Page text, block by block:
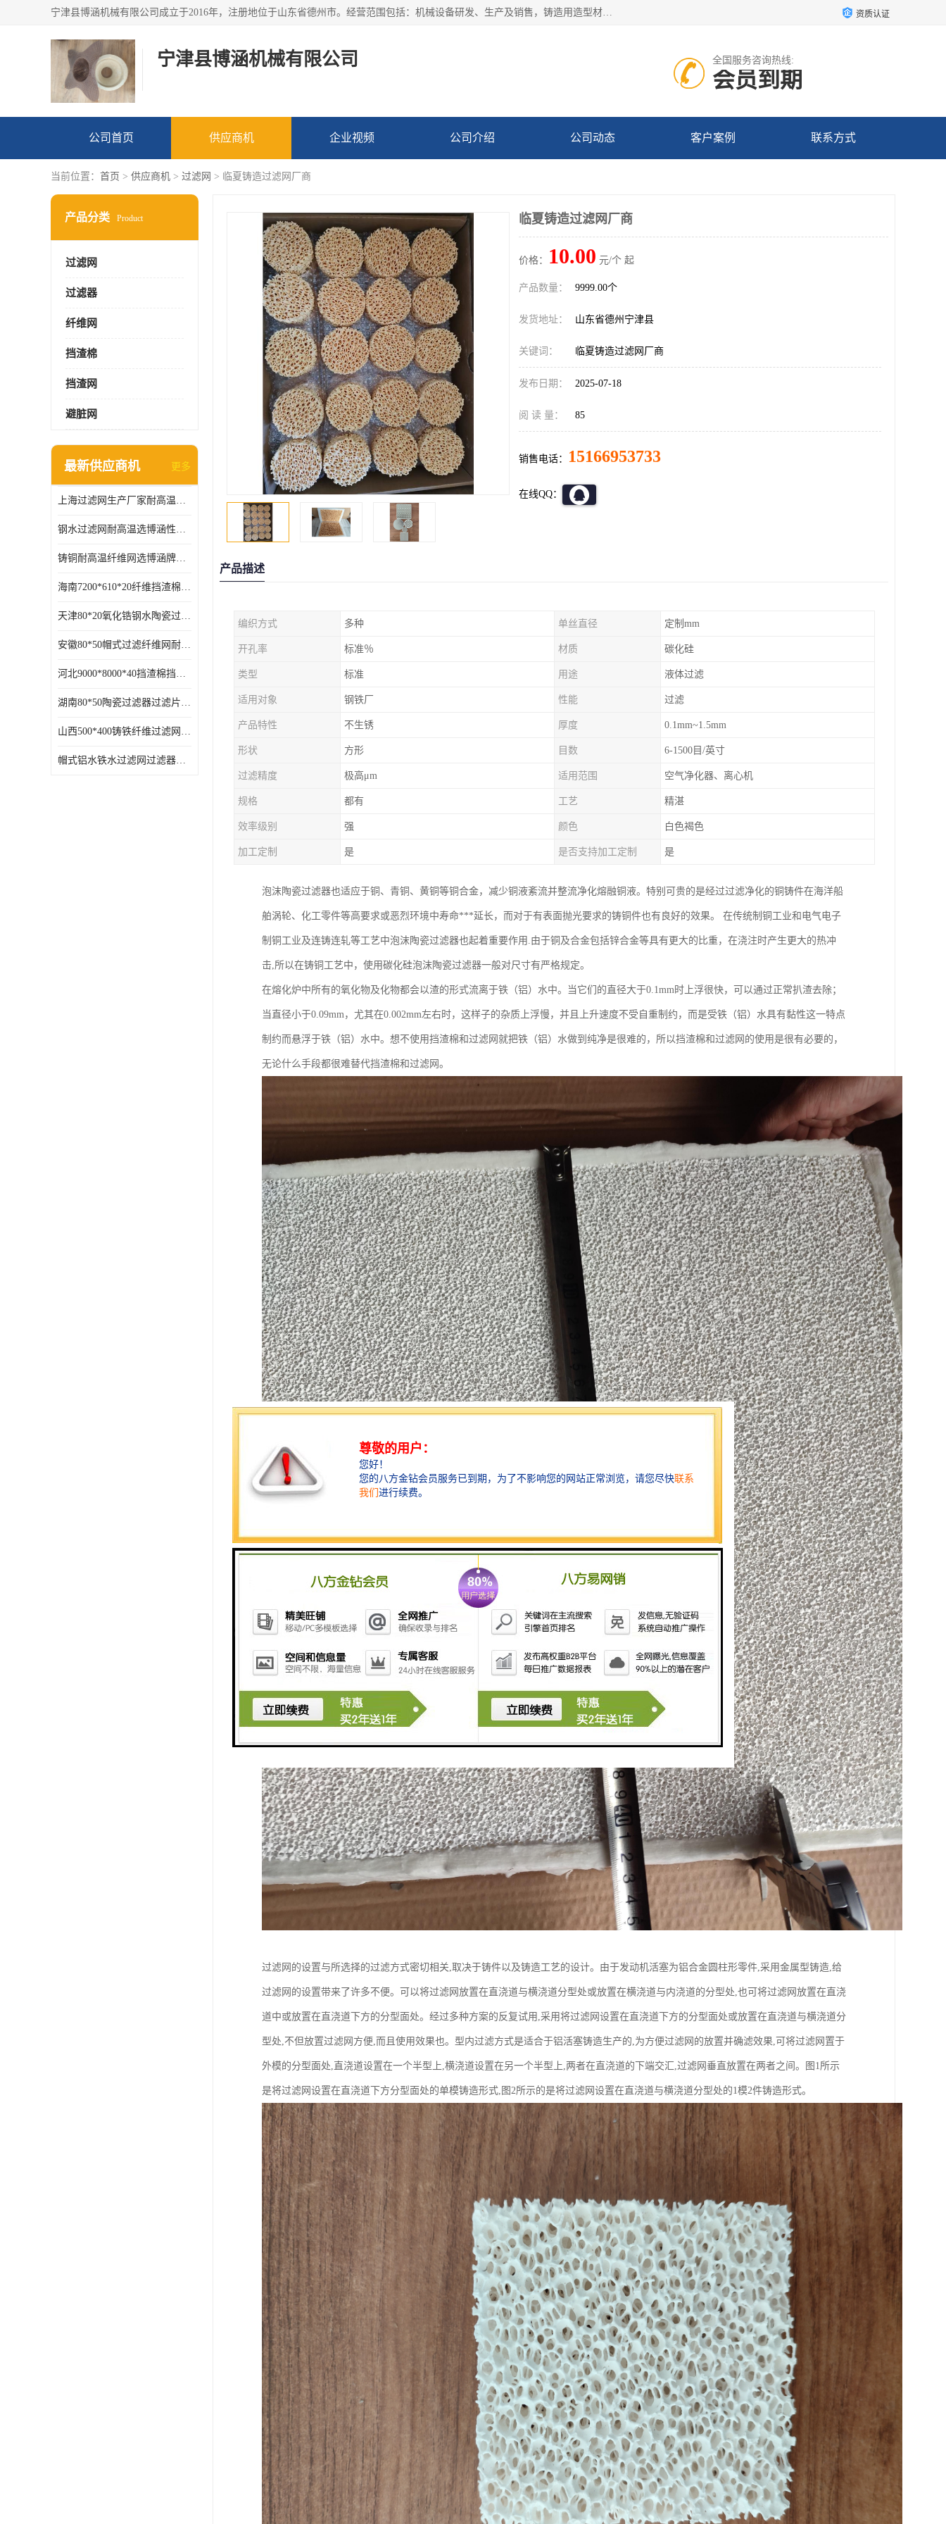
宁津县博涵机械有限公司成立于2016年，注册地位于山东省德州市。经营范围包括：机械设备研发、生产及销售，铸造用造型材料生产、销售，玻璃纤维及制品制造、销售，汽车零配件零售，机械零件、零部件加工，机械零件、零部件销售等；主要产品有：纤维过滤网,陶瓷过滤器,泡沫陶瓷过滤器,耐高温纤维过滤器,铸铁过滤器,铸铜过滤网,铸铝过滤网,铝轮毂过滤网,高效过滤网,高效陶瓷过滤网,高效纤维过滤网。 资质认证
宁津县博涵机械有限公司 全国服务咨询热线:
会员到期
公司首页 供应商机 企业视频 公司介绍 公司动态 客户案例 联系方式
当前位置： 首页 > 供应商机 > 过滤网 > 临夏铸造过滤网厂商
产品分类 Product
过滤网
过滤器
纤维网
挡渣棉
挡渣网
避脏网
最新供应商机 更多
上海过滤网生产厂家耐高温可定制供应及时
钢水过滤网耐高温选博涵性能稳定价格合适
铸铜耐高温纤维网选博涵牌质量稳定
海南7200*610*20纤维挡渣棉耐高温
天津80*20氧化锆钢水陶瓷过滤器过滤效果明显
安徽80*50帽式过滤纤维网耐高温
河北9000*8000*40挡渣棉挡渣效果好耐高温
湖南80*50陶瓷过滤器过滤片过滤网效果好耐高温
山西500*400铸铁纤维过滤网方形网圆形网
帽式铝水铁水过滤网过滤器耐高温
临夏铸造过滤网厂商
价格： 10.00 元/个 起
产品数量： 9999.00个
发货地址： 山东省德州宁津县
关键词： 临夏铸造过滤网厂商
发布日期： 2025-07-18
阅 读 量： 85
销售电话： 15166953733
在线QQ：
产品描述
编织方式 多种 单丝直径 定制mm
开孔率 标准％ 材质 碳化硅
类型 标准 用途 液体过滤
适用对象 钢铁厂 性能 过滤
产品特性 不生锈 厚度 0.1mm~1.5mm
形状 方形 目数 6-1500目/英寸
过滤精度 极高μm 适用范围 空气净化器、离心机
规格 都有 工艺 精湛
效率级别 强 颜色 白色褐色
加工定制 是 是否支持加工定制 是
泡沫陶瓷过滤器也适应于铜、青铜、黄铜等铜合金，减少铜液紊流并整流净化熔融铜液。特别可贵的是经过过滤净化的铜铸件在海洋船
舶涡轮、化工零件等高要求或恶烈环境中寿命***延长，而对于有表面抛光要求的铸铜件也有良好的效果。 在传统制铜工业和电气电子
制铜工业及连铸连轧等工艺中泡沫陶瓷过滤器也起着重要作用.由于铜及合金包括锌合金等具有更大的比重，在浇注时产生更大的热冲
击,所以在铸铜工艺中，使用碳化硅泡沫陶瓷过滤器一般对尺寸有严格规定。
在熔化炉中所有的氧化物及化物都会以渣的形式流离于铁（铝）水中。当它们的直径大于0.1mm时上浮很快，可以通过正常扒渣去除；
当直径小于0.09mm，尤其在0.002mm左右时，这样子的杂质上浮慢，并且上升速度不受自重制约，而是受铁（铝）水具有黏性这一特点
制约而悬浮于铁（铝）水中。想不使用挡渣棉和过滤网就把铁（铝）水做到纯净是很难的，所以挡渣棉和过滤网的使用是很有必要的，
无论什么手段都很难替代挡渣棉和过滤网。
过滤网的设置与所选择的过滤方式密切相关,取决于铸件以及铸造工艺的设计。由于发动机活塞为铝合金圆柱形零件,采用金属型铸造,给
过滤网的设置带来了许多不便。可以将过滤网放置在直浇道与横浇道分型处或放置在横浇道与内浇道的分型处,也可将过滤网放置在直浇
道中或放置在直浇道下方的分型面处。经过多种方案的反复试用,采用将过滤网设置在直浇道下方的分型面处或放置在直浇道与横浇道分
型处,不但放置过滤网方便,而且使用效果也。型内过滤方式是适合于铝活塞铸造生产的,为方便过滤网的放置并确滤效果,可将过滤网置于
外模的分型面处,直浇道设置在一个半型上,横浇道设置在另一个半型上,两者在直浇道的下端交汇,过滤网垂直放置在两者之间。图1所示
是将过滤网设置在直浇道下方分型面处的单模铸造形式,图2所示的是将过滤网设置在直浇道与横浇道分型处的1模2件铸造形式。